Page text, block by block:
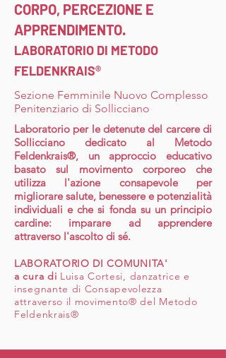
CORPO, PERCEZIONE E
APPRENDIMENTO.
LABORATORIO DI METODO
FELDENKRAIS®
Sezione Femminile Nuovo Complesso
Penitenziario di Sollicciano
Laboratorio per le detenute del carcere di
Sollicciano dedicato al Metodo
Feldenkrais®, un approccio educativo
basato sul movimento corporeo che
utilizza l'azione consapevole per
migliorare salute, benessere e potenzialità
individuali e che si fonda su un principio
cardine: imparare ad apprendere
attraverso l'ascolto di sé.
LABORATORIO DI COMUNITA'
a cura di Luisa Cortesi, danzatrice e
insegnante di Consapevolezza
attraverso il movimento® del Metodo
Feldenkrais®